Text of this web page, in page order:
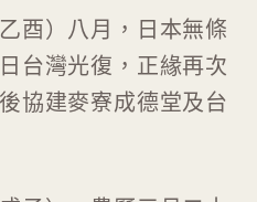
）八月，日本無條
台灣光復，正緣再次
協建麥寮成德堂及台